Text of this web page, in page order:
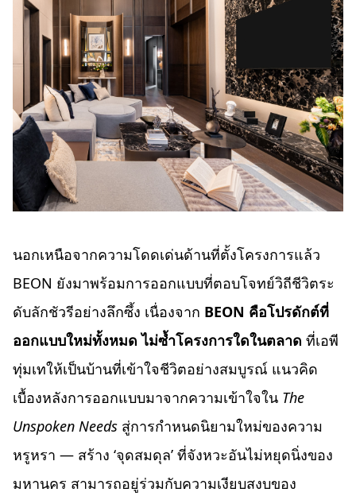
นอกเหนือจากความโดดเด่นด้านที่ตั้งโครงการแล้ว
BEON ยังมาพร้อมการออกแบบที่ตอบโจทย์วิถีชีวิตระ
ดับลักชัวรีอย่างลึกซึ้ง เนื่องจาก BEON คือโปรดักต์ที่
ออกแบบใหม่ทั้งหมด ไม่ซ้ำโครงการใดในตลาด ที่เอพี
ทุ่มเทให้เป็นบ้านที่เข้าใจชีวิตอย่างสมบูรณ์ แนวคิด
เบื้องหลังการออกแบบมาจากความเข้าใจใน The
Unspoken Needs สู่การกำหนดนิยามใหม่ของความ
หรูหรา — สร้าง ‘จุดสมดุล’ ที่จังหวะอันไม่หยุดนิ่งของ
มหานคร สามารถอยู่ร่วมกับความเงียบสงบของ